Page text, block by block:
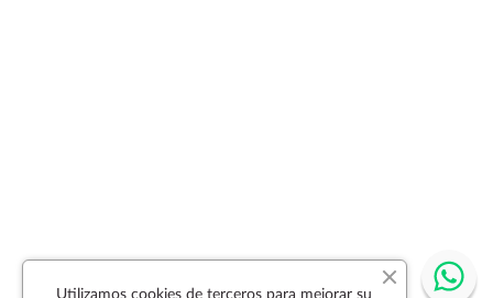
Utilizamos cookies de terceros para mejorar su